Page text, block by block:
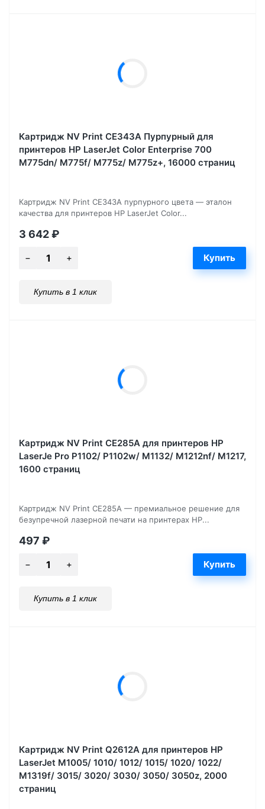
Картридж NV Print CE343A Пурпурный для
принтеров HP LaserJet Color Enterprise 700
M775dn/ M775f/ M775z/ M775z+, 16000 страниц
Картридж NV Print CE343A пурпурного цвета — эталон
качества для принтеров HP LaserJet Color...
3 642₽
Купить в 1 клик
Картридж NV Print CE285A для принтеров HP
LaserJe Pro P1102/ P1102w/ M1132/ M1212nf/ М1217,
1600 страниц
Картридж NV Print CE285A — премиальное решение для
безупречной лазерной печати на принтерах HP...
497 ₽
Купить в 1 клик
Картридж NV Print Q2612A для принтеров HP
LaserJet M1005/ 1010/ 1012/ 1015/ 1020/ 1022/
M1319f/ 3015/ 3020/ 3030/ 3050/ 3050z, 2000
страниц